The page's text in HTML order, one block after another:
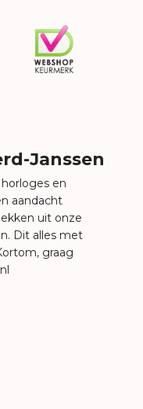
Janssen
en
aandacht
uit onze
Dit alles met
graag